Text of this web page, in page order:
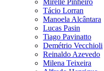
Tácio Lorran
Manoela Alcântara
Lucas Pasin
Tiago Pavinatto
Demétrio Vecchioli
Reinaldo Azevedo
Milena Teixeira